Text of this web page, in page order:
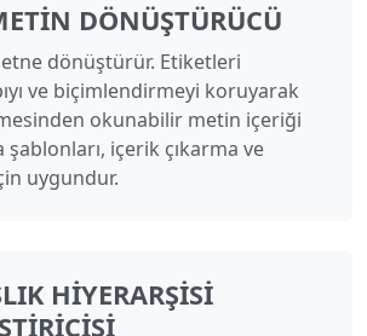
DÖNÜŞTÜRÜCÜ
dönüştürür. Etiketleri
ve biçimlendirmeyi koruyarak
okunabilir metin içeriği
şablonları, içerik çıkarma ve
uygundur.
HIYERARŞISI